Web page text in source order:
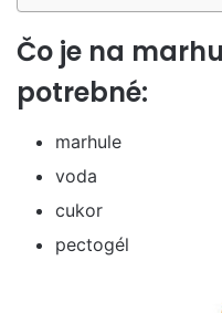
Čo je na
potrebné:
marhule
voda
cukor
pectogél